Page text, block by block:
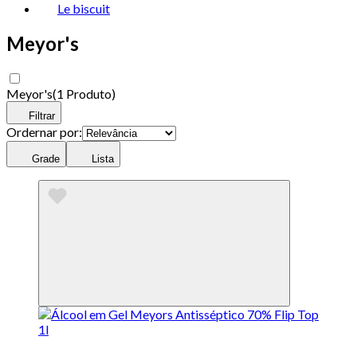
Le biscuit
Meyor's
Meyor's(1 Produto)
Filtrar
Ordernar por:
Grade Lista